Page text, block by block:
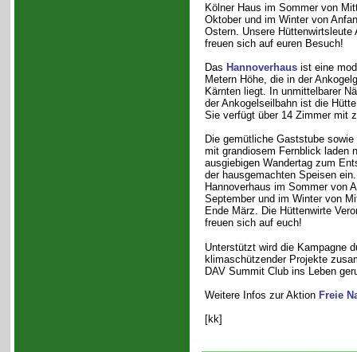
Kölner Haus im Sommer von
Oktober und im Winter von
Ostern. Unsere Hüttenwirtsleute
freuen sich auf euren Besuch!
Das Hannoverhausist eine
Metern Höhe, die in der
Kärnten liegt. In unmittelbarer
der Ankogelseilbahn ist die
Sie verfügt über 14 Zimmer mit
Die gemütliche Gaststube
mit grandiosem Fernblick laden
ausgiebigen Wandertag zum
der hausgemachten Speisen
Hannoverhaus im Sommer von
September und im Winter von
Ende März. Die Hüttenwirte
freuen sich auf euch!
Unterstützt wird die Kampagne
klimaschützender Projekte
DAV Summit Club ins Leben
Weitere Infos zur Aktion Freie
[kk]